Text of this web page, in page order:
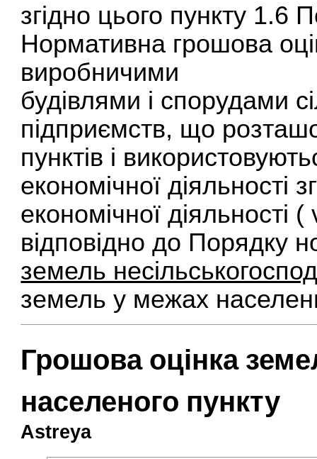
згідно цього пункту 1.6
Нормативна грошова
виробничими
будівлями і спорудами
підприємств, що
пунктів і
економічної діяльності
економічної діяльності
відповідно до Порядку
земель
земель у межах
Грошова оцінка
населеного пункту
Astreya